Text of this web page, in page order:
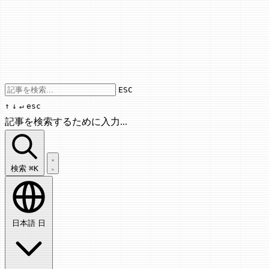
Use arrow keys to navigate results,
ESC
↑ ↓ ↵ esc
記事を検索するために入力...
記事を検索...
検索 ⌘K
日本語 日